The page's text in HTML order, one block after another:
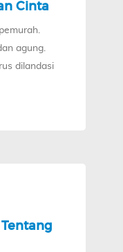
Cinta
agung.
dilandasi